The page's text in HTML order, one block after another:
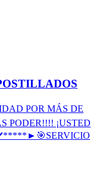
POR MÁS DE
PODER!!!! ¡USTED